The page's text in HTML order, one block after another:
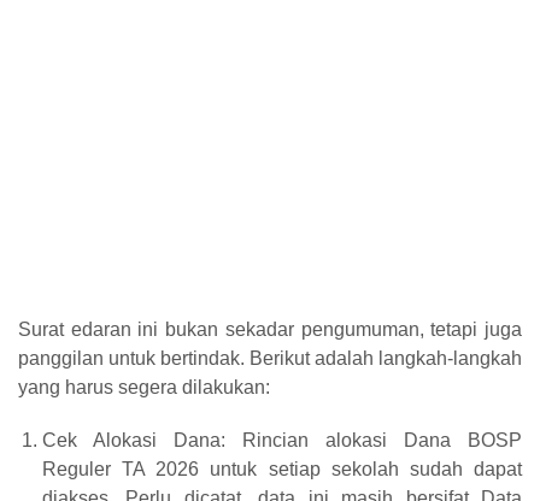
Surat edaran ini bukan sekadar pengumuman, tetapi juga
panggilan untuk bertindak. Berikut adalah langkah-langkah
yang harus segera dilakukan:
Cek Alokasi Dana: Rincian alokasi Dana BOSP
Reguler TA 2026 untuk setiap sekolah sudah dapat